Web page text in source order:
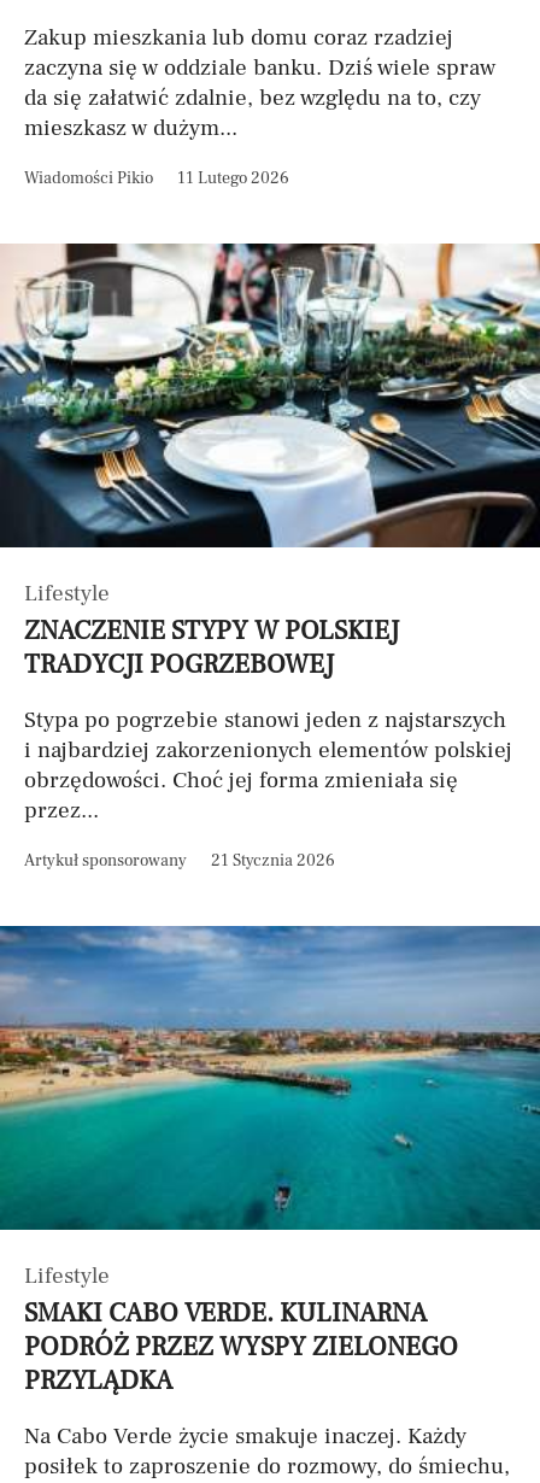
Zakup mieszkania lub domu coraz rzadziej
zaczyna się w oddziale banku. Dziś wiele spraw
da się załatwić zdalnie, bez względu na to, czy
mieszkasz w dużym...
Wiadomości Pikio 11 Lutego 2026
Lifestyle
ZNACZENIE STYPY W POLSKIEJ
TRADYCJI POGRZEBOWEJ
Stypa po pogrzebie stanowi jeden z najstarszych
i najbardziej zakorzenionych elementów polskiej
obrzędowości. Choć jej forma zmieniała się
przez...
Artykuł sponsorowany 21 Stycznia 2026
Lifestyle
SMAKI CABO VERDE. KULINARNA
PODRÓŻ PRZEZ WYSPY ZIELONEGO
PRZYLĄDKA
Na Cabo Verde życie smakuje inaczej. Każdy
posiłek to zaproszenie do rozmowy, do śmiechu,